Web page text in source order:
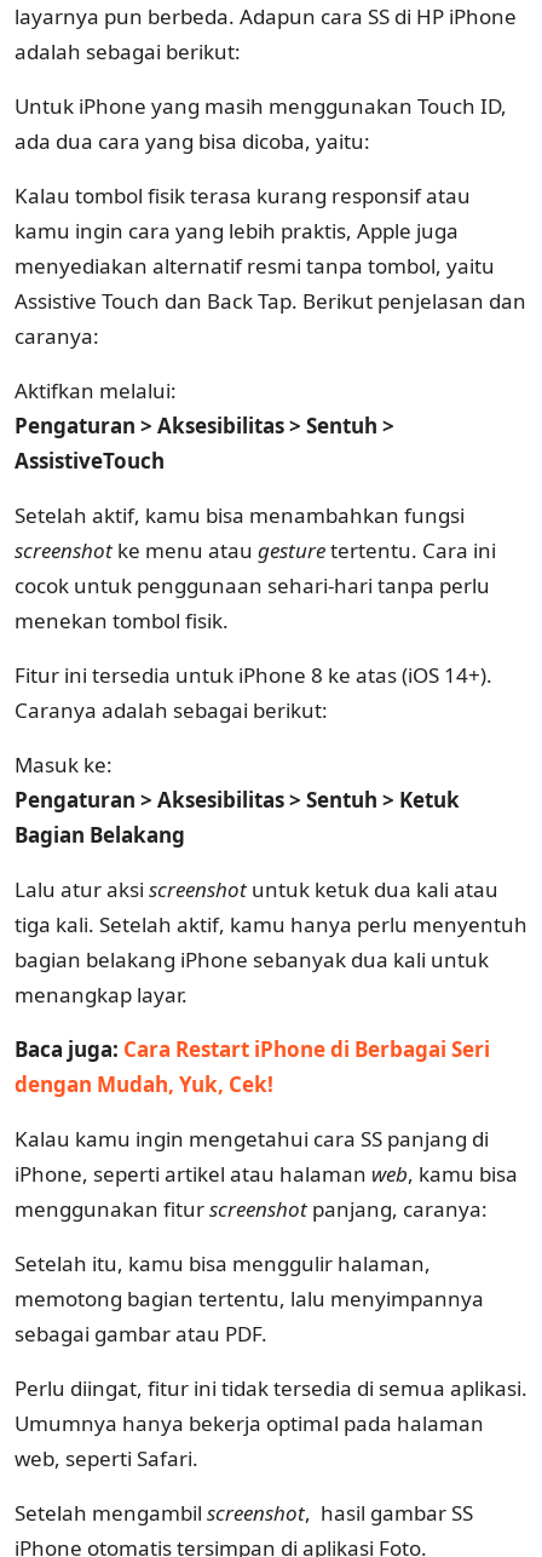
layarnya pun berbeda. Adapun cara SS di HP iPhone
adalah sebagai berikut:
Untuk iPhone yang masih menggunakan Touch ID,
ada dua cara yang bisa dicoba, yaitu:
Kalau tombol fisik terasa kurang responsif atau
kamu ingin cara yang lebih praktis, Apple juga
menyediakan alternatif resmi tanpa tombol, yaitu
Assistive Touch dan Back Tap. Berikut penjelasan dan
caranya:
Aktifkan melalui:
Pengaturan > Aksesibilitas > Sentuh >
AssistiveTouch
Setelah aktif, kamu bisa menambahkan fungsi
screenshot ke menu atau gesturetertentu. Cara ini
cocok untuk penggunaan sehari-hari tanpa perlu
menekan tombol fisik.
Fitur ini tersedia untuk iPhone 8 ke atas (iOS 14+).
Caranya adalah sebagai berikut:
Masuk ke:
Pengaturan > Aksesibilitas > Sentuh > Ketuk
Bagian Belakang
Lalu atur aksi screenshot untuk ketuk dua kali atau
tiga kali. Setelah aktif, kamu hanya perlu menyentuh
bagian belakang iPhone sebanyak dua kali untuk
menangkap layar.
Baca juga: Cara Restart iPhone di Berbagai Seri
dengan Mudah, Yuk, Cek!
Kalau kamu ingin mengetahui cara SS panjang di
iPhone, seperti artikel atau halaman web, kamu bisa
menggunakan fiturscreenshot panjang, caranya:
Setelah itu, kamu bisa menggulir halaman,
memotong bagian tertentu, lalu menyimpannya
sebagai gambar atau PDF.
Perlu diingat, fitur ini tidak tersedia di semua aplikasi.
Umumnya hanya bekerja optimal pada halaman
web, seperti Safari.
Setelah mengambil screenshot, hasil gambar SS
iPhone otomatis tersimpan di aplikasi Foto.